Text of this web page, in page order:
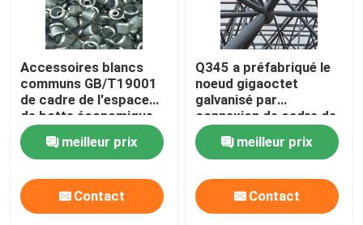
Accessoires blancs
communs GB/T19001
de cadre de l'espace
de botte économique
de l'espace
meilleur prix
Contact
Q345 a préfabriqué le
noeud gigaoctet
galvanisé par
connexion de cadre de
l'espace
meilleur prix
Contact